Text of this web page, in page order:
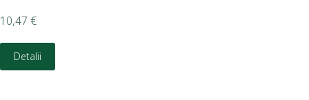
10,47 €
Detalii